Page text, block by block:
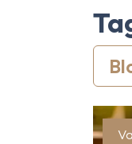
Onze
Contact